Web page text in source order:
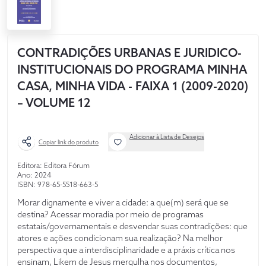
CONTRADIÇÕES URBANAS E JURIDICO-
INSTITUCIONAIS DO PROGRAMA MINHA
CASA, MINHA VIDA - FAIXA 1 (2009-2020)
– VOLUME 12
Copiar link do produto
Adicionar à Lista de Desejos
Editora: Editora Fórum
Ano: 2024
ISBN: 978-65-5518-663-5
Morar dignamente e viver a cidade: a que(m) será que se
destina? Acessar moradia por meio de programas
estatais/governamentais e desvendar suas contradições: que
atores e ações condicionam sua realização? Na melhor
perspectiva que a interdisciplinaridade e a práxis crítica nos
ensinam, Likem de Jesus mergulha nos documentos,